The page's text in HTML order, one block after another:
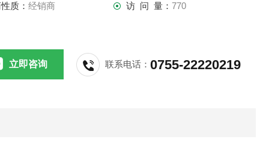
质：经销商 访 问 量： 770
立即咨询 联系电话：0755-22220219